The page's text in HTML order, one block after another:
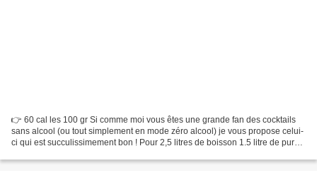
👉 60 cal les 100 gr Si comme moi vous êtes une grande fan des cocktails
sans alcool (ou tout simplement en mode zéro alcool) je vous propose celui-
ci qui est succulissimement bon ! Pour 2,5 litres de boisson 1.5 litre de pure